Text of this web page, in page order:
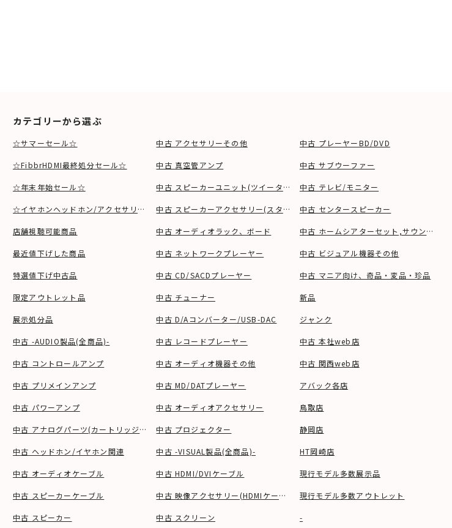
カテゴリーから選ぶ
☆サマーセール☆
☆FibbrHDMI最終処分セール☆
☆年末年始セール☆
☆イヤホンヘッドホン/アクセサリSALE☆
店舗視聴可能商品
最近値下げした商品
特選値下げ中古品
限定アウトレット品
展示処分品
中古 -AUDIO製品(全商品)-
中古 コントロールアンプ
中古 プリメインアンプ
中古 パワーアンプ
中古 アナログパーツ(カートリッジ、シェル等)
中古 ヘッドホン/イヤホン関連
中古 オーディオケーブル
中古 スピーカーケーブル
中古 スピーカー
中古 アクセサリーその他
中古 真空管アンプ
中古 スピーカーユニット(ツイーター、ウーファー等)
中古 スピーカーアクセサリー(スタンド等)
中古 オーディオラック、ボード
中古 ネットワークプレーヤー
中古 CD/SACDプレーヤー
中古 チューナー
中古 D/Aコンバーター/USB-DAC
中古 レコードプレーヤー
中古 オーディオ機器その他
中古 MD/DATプレーヤー
中古 オーディオアクセサリー
中古 プロジェクター
中古 -VISUAL製品(全商品)-
中古 HDMI/DVIケーブル
中古 映像アクセサリー(HDMIケーブル等)
中古 スクリーン
中古 プレーヤーBD/DVD
中古 サブウーファー
中古 テレビ/モニター
中古 センタースピーカー
中古 ホームシアターセット,サウンドバー
中古 ビジュアル機器その他
中古 マニア向け、奇品・変品・珍品
新品
ジャンク
中古 本社web店
中古 関西web店
アバック各店
鳥取店
静岡店
HT岡崎店
現行モデル多数展示品
現行モデル多数アウトレット
-